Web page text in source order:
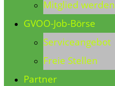
Mitglied werden
GVOO-Job-Börse
Serviceangebot
Freie Stellen
Partner